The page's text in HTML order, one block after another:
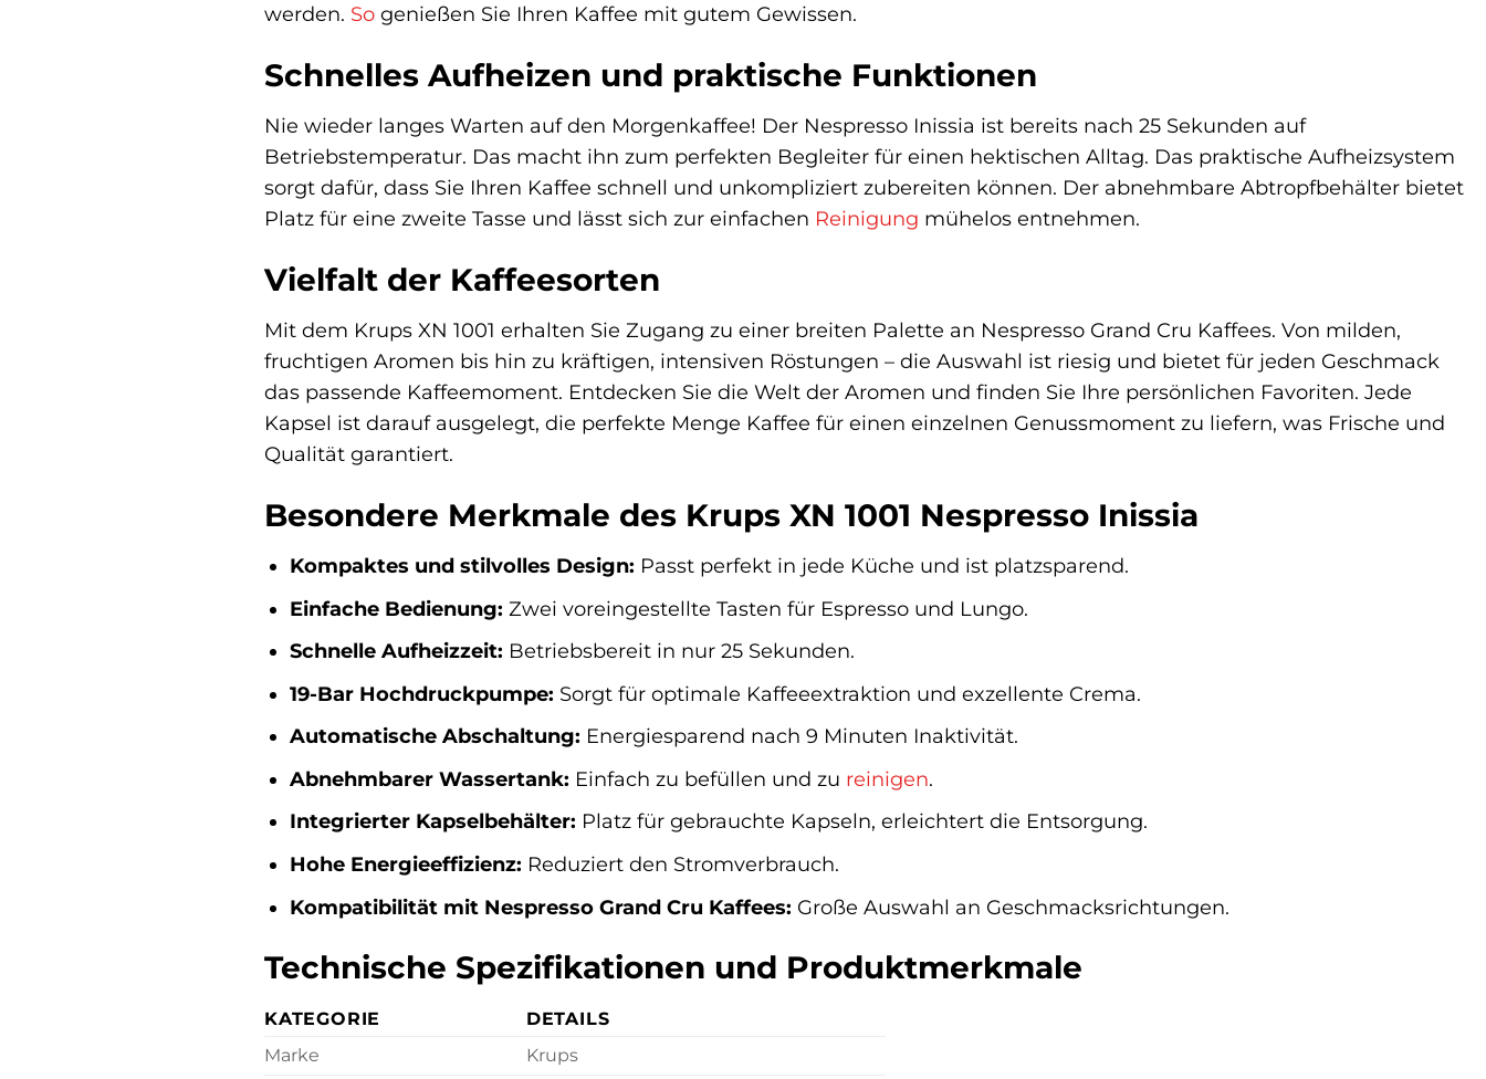
werden. So genießen Sie Ihren Kaffee mit gutem Gewissen.
Schnelles Aufheizen und praktische Funktionen
Nie wieder langes Warten auf den Morgenkaffee! Der Nespresso Inissia ist bereits nach 25 Sekunden auf
Betriebstemperatur. Das macht ihn zum perfekten Begleiter für einen hektischen Alltag. Das praktische Aufheizsystem
sorgt dafür, dass Sie Ihren Kaffee schnell und unkompliziert zubereiten können. Der abnehmbare Abtropfbehälter bietet
Platz für eine zweite Tasse und lässt sich zur einfachen Reinigung mühelos entnehmen.
Vielfalt der Kaffeesorten
Mit dem Krups XN 1001 erhalten Sie Zugang zu einer breiten Palette an Nespresso Grand Cru Kaffees. Von milden,
fruchtigen Aromen bis hin zu kräftigen, intensiven Röstungen – die Auswahl ist riesig und bietet für jeden Geschmack
das passende Kaffeemoment. Entdecken Sie die Welt der Aromen und finden Sie Ihre persönlichen Favoriten. Jede
Kapsel ist darauf ausgelegt, die perfekte Menge Kaffee für einen einzelnen Genussmoment zu liefern, was Frische und
Qualität garantiert.
Besondere Merkmale des Krups XN 1001 Nespresso Inissia
Kompaktes und stilvolles Design: Passt perfekt in jede Küche und ist platzsparend.
Einfache Bedienung: Zwei voreingestellte Tasten für Espresso und Lungo.
Schnelle Aufheizzeit: Betriebsbereit in nur 25 Sekunden.
19-Bar Hochdruckpumpe: Sorgt für optimale Kaffeeextraktion und exzellente Crema.
Automatische Abschaltung: Energiesparend nach 9 Minuten Inaktivität.
Abnehmbarer Wassertank: Einfach zu befüllen und zu reinigen.
Integrierter Kapselbehälter: Platz für gebrauchte Kapseln, erleichtert die Entsorgung.
Hohe Energieeffizienz: Reduziert den Stromverbrauch.
Kompatibilität mit Nespresso Grand Cru Kaffees: Große Auswahl an Geschmacksrichtungen.
Technische Spezifikationen und Produktmerkmale
KATEGORIE
DETAILS
Marke
Krups